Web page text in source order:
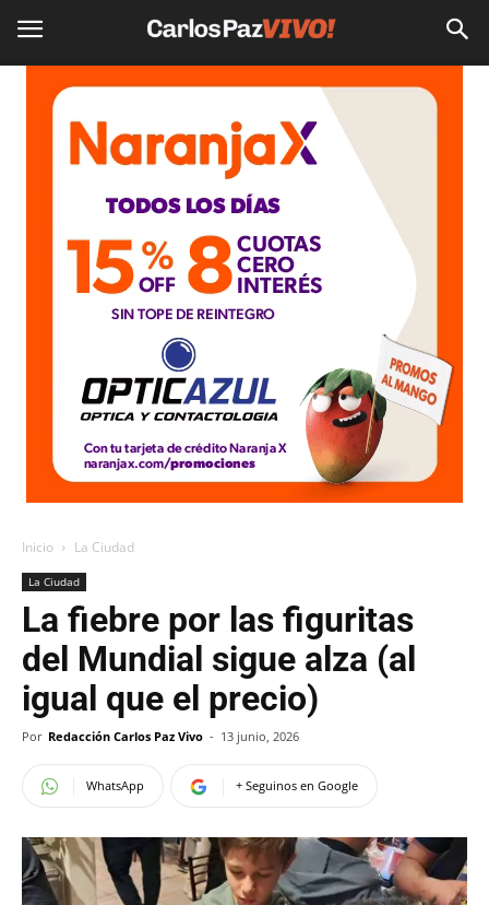
Inicio La Ciudad
La Ciudad
La fiebre por las figuritas
del Mundial sigue alza (al
igual que el precio)
Por Redacción Carlos Paz Vivo - 13 junio, 2026
WhatsApp + Seguinos en Google